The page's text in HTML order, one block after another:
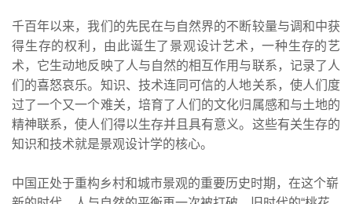
千百年以来，我们的先民在与自然界的不断较量与调和中获
得生存的权利，由此诞生了景观设计艺术，一种生存的艺
术，它生动地反映了人与自然的相互作用与联系，记录了人
们的喜怒哀乐。知识、技术连同可信的人地关系，使人们度
过了一个又一个难关，培育了人们的文化归属感和与土地的
精神联系，使人们得以生存并且具有意义。这些有关生存的
知识和技术就是景观设计学的核心。
中国正处于重构乡村和城市景观的重要历史时期，在这个崭